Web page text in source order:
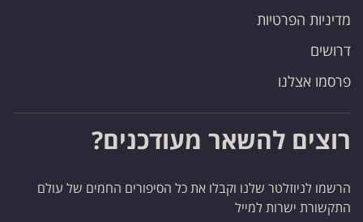
מדיניות הפרטיות
דרושים
פרסמו אצלנו
רוצים להשאר מעודכנים?
הרשמו לניוזלטר שלנו וקבלו את כל הסיפורים החמים של עולם
התקשורת ישרות למייל